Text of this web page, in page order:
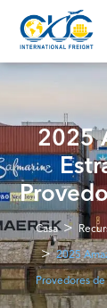
2025
Casa
2025
Provedores